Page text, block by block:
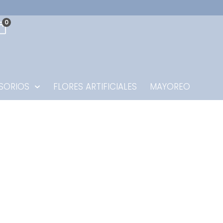
0
FLORES ARTIFICIALES MAYOREO